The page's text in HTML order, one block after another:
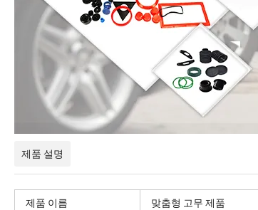
제품 설명
제품 이름
맞춤형 고무 제품